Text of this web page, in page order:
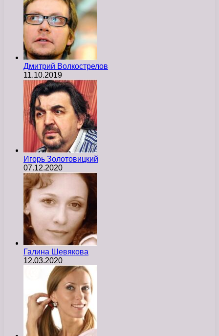
Дмитрий Волкострелов
11.10.2019
Игорь Золотовицкий
07.12.2020
Галина Шевякова
12.03.2020